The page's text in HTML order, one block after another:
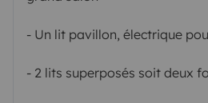
- Un lit pavillon, électrique
- 2 lits superposés soit deux